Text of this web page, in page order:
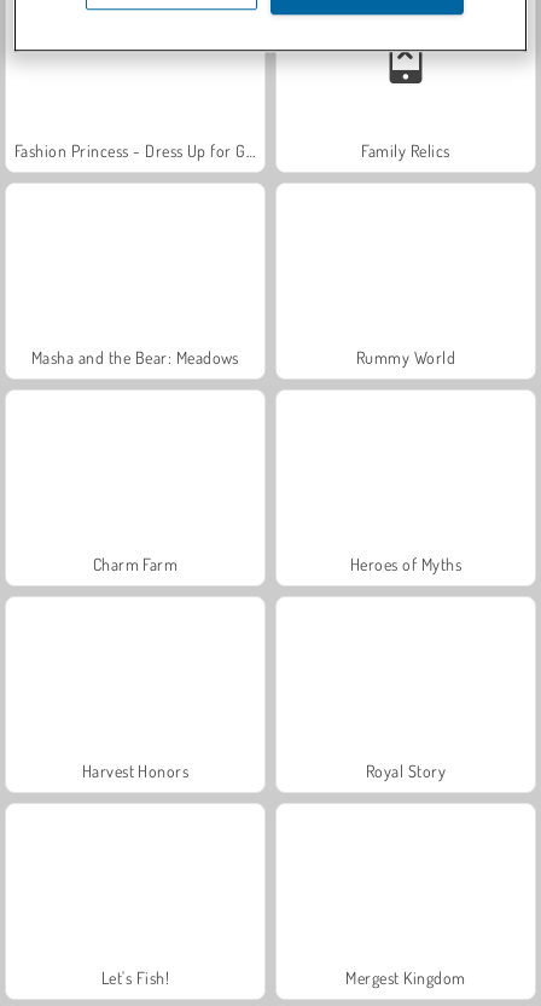
Family Relics
Masha and the Bear: Meadows Rummy World
Charm Farm Heroes of Myths
Harvest Honors Royal Story
Let's Fish! Mergest Kingdom